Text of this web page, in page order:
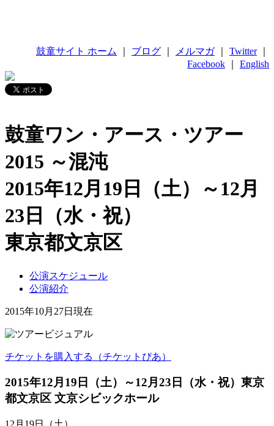
鼓童サイト ホーム ブログ メルマガ｜ Twitter｜
Facebook
English
鼓童ワン・アース・ツアー
2015 ～混沌
2015年12月19日（土）～12月
23日（水・祝）
東京都文京区
公演スケジュール
公演紹介
2015年10月27日現在
チケットを購入する（チケットぴあ）
2015年12月19日（土）～12月23日（水・祝）東京
都文京区 文京シビックホール
12月19日（土）